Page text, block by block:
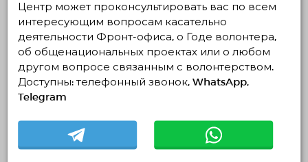
области Жетісу
Спортивное и ЗОЖ волонтёрство
05.06.2025 19:31 Завершено
Центр может проконсультировать вас по всем
интересующим вопросам касательно
деятельности Фронт-офиса, о Годе волонтера,
об общенациональных проектах или о любом
другом вопросе связанным с волонтерством.
Доступны: телефонный звонок, WhatsApp,
Telegram